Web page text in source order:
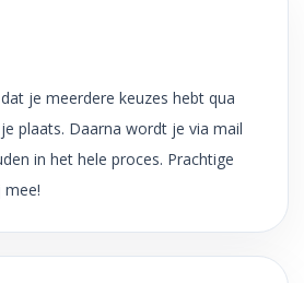
je meerdere keuzes hebt qua
plaats. Daarna wordt je via mail
in het hele proces. Prachtige
mee!